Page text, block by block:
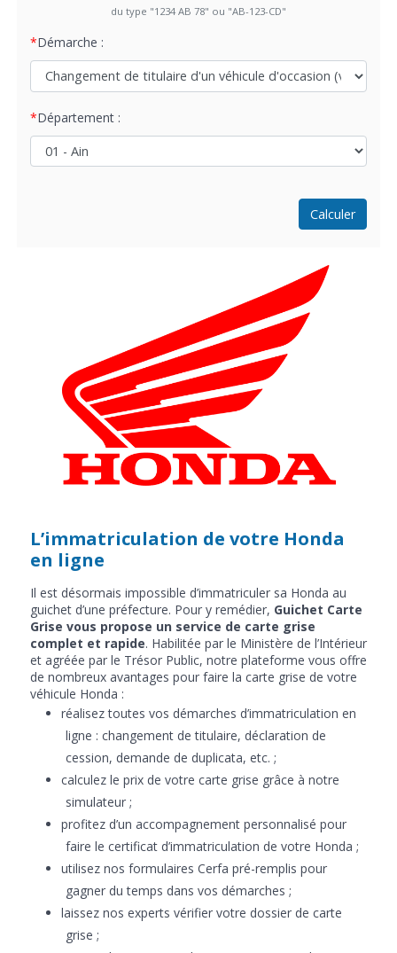
du type "1234 AB 78" ou "AB-123-CD"
Démarche :
Département :
Calculer
L’immatriculation de votre Honda
en ligne
Il est désormais impossible d’immatriculer sa Honda au
guichet d’une préfecture. Pour y remédier, Guichet Carte
Grise vous propose un service de carte grise
complet et rapide. Habilitée par le Ministère de l’Intérieur
et agréée par le Trésor Public, notre plateforme vous offre
de nombreux avantages pour faire la carte grise de votre
véhicule Honda :
réalisez toutes vos démarches d’immatriculation en
ligne : changement de titulaire, déclaration de
cession, demande de duplicata, etc. ;
calculez le prix de votre carte grise grâce à notre
simulateur ;
profitez d’un accompagnement personnalisé pour
faire le certificat d’immatriculation de votre Honda ;
utilisez nos formulaires Cerfa pré-remplis pour
gagner du temps dans vos démarches ;
laissez nos experts vérifier votre dossier de carte
grise ;